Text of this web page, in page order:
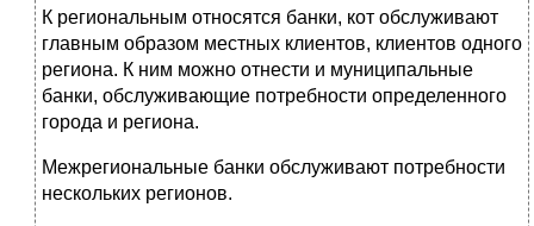
К региональным относятся банки, кот обслуживают
главным образом местных клиентов, клиентов одного
региона. К ним можно отнести и муниципальные
банки, обслуживающие потребности определенного
города и региона.
Межрегиональные банки обслуживают потребности
нескольких регионов.